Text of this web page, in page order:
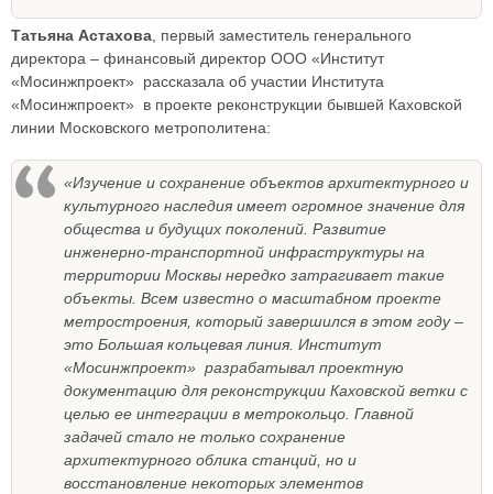
Татьяна Астахова, первый заместитель генерального
директора – финансовый директор ООО «Институт
«Мосинжпроект» рассказала об участии Института
«Мосинжпроект» в проекте реконструкции бывшей Каховской
линии Московского метрополитена:
«Изучение и сохранение объектов архитектурного и
культурного наследия имеет огромное значение для
общества и будущих поколений. Развитие
инженерно-транспортной инфраструктуры на
территории Москвы нередко затрагивает такие
объекты. Всем известно о масштабном проекте
метростроения, который завершился в этом году –
это Большая кольцевая линия. Институт
«Мосинжпроект» разрабатывал проектную
документацию для реконструкции Каховской ветки с
целью ее интеграции в метрокольцо. Главной
задачей стало не только сохранение
архитектурного облика станций, но и
восстановление некоторых элементов